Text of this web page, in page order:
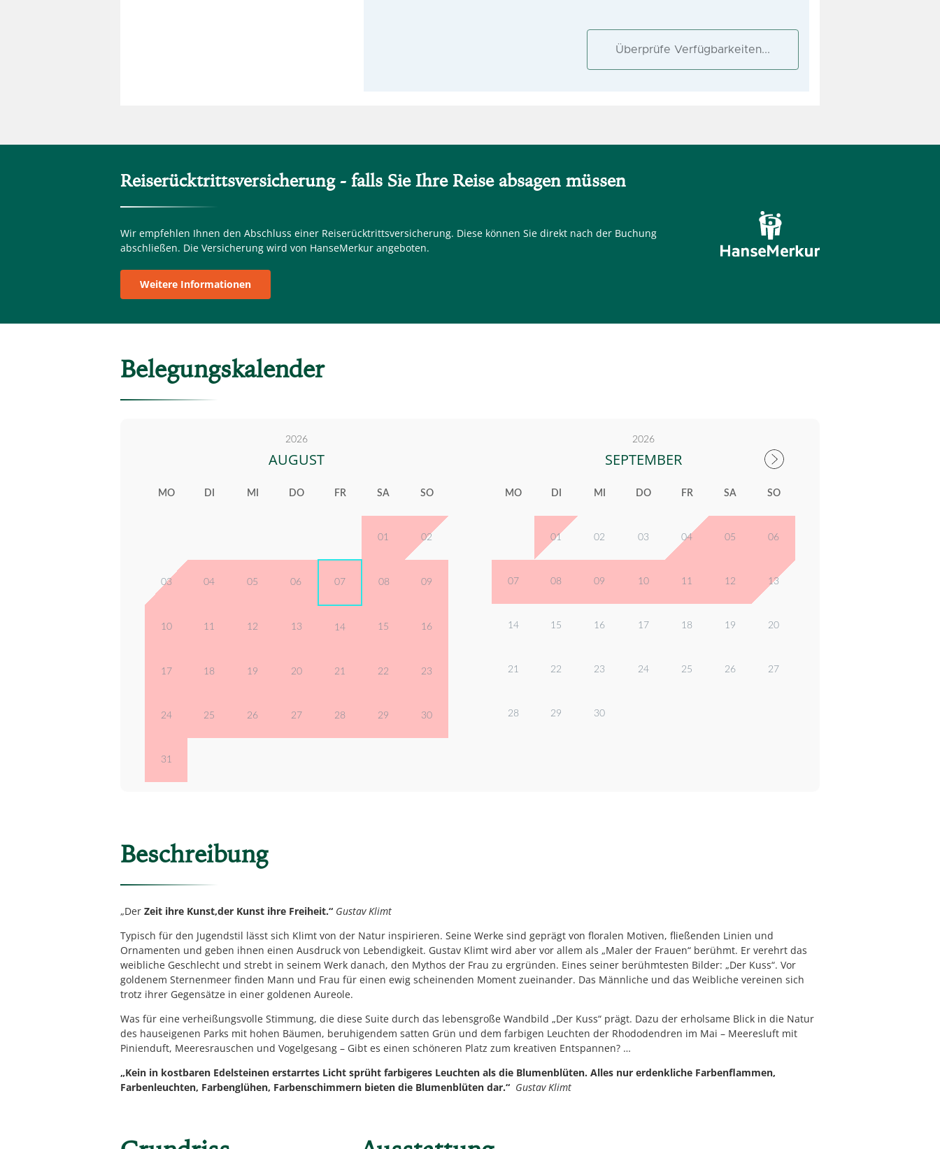
Reiserücktritts­versicherung - falls Sie Ihre Reise absagen müssen
Wir empfehlen Ihnen den Abschluss einer Reiserücktrittsversicherung. Diese können Sie direkt nach der Buchung
abschließen. Die Versicherung wird von HanseMerkur angeboten.
Weitere Informationen
Belegungskalender
2026
AUGUST
MO DI MI DO FR SA SO
01 02
03 04 05 06 07 08 09
10 11 12 13 14 15 16
17 18 19 20 21 22 23
24 25 26 27 28 29 30
31
2026
SEPTEMBER
MO DI MI DO FR SA SO
01 02 03 04 05 06
07 08 09 10 11 12 13
14 15 16 17 18 19 20
21 22 23 24 25 26 27
28 29 30
Beschreibung
„Der Zeit ihre Kunst,der Kunst ihre Freiheit.“ Gustav Klimt
Typisch für den Jugendstil lässt sich Klimt von der Natur inspirieren. Seine Werke sind geprägt von floralen Motiven, fließenden Linien und
Ornamenten und geben ihnen einen Ausdruck von Lebendigkeit. Gustav Klimt wird aber vor allem als „Maler der Frauen“ berühmt. Er verehrt das
weibliche Geschlecht und strebt in seinem Werk danach, den Mythos der Frau zu ergründen. Eines seiner berühmtesten Bilder: „Der Kuss“. Vor
goldenem Sternenmeer finden Mann und Frau für einen ewig scheinenden Moment zueinander. Das Männliche und das Weibliche vereinen sich
trotz ihrer Gegensätze in einer goldenen Aureole.
Was für eine verheißungsvolle Stimmung, die diese Suite durch das lebensgroße Wandbild „Der Kuss“ prägt. Dazu der erholsame Blick in die Natur
des hauseigenen Parks mit hohen Bäumen, beruhigendem satten Grün und dem farbigen Leuchten der Rhododendren im Mai – Meeresluft mit
Pinienduft, Meeresrauschen und Vogelgesang – Gibt es einen schöneren Platz zum kreativen Entspannen? …
„Kein in kostbaren Edelsteinen erstarrtes Licht sprüht farbigeres Leuchten als die Blumenblüten. Alles nur erdenkliche Farbenflammen,
Farbenleuchten, Farbenglühen, Farbenschimmern bieten die Blumenblüten dar.“ Gustav Klimt